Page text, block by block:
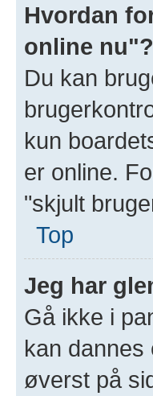
Hvordan
online nu"?
Du kan
kun
er online.
"skjult
Top
Jeg har
Gå ikke i
kan
øverst på